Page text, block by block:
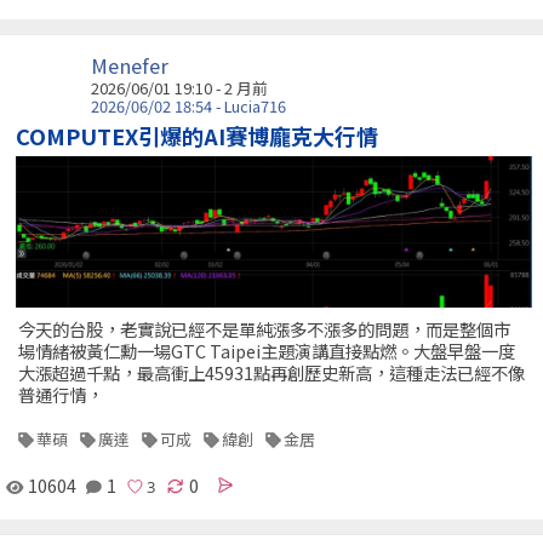
Menefer
2026/06/01 19:10 - 2 月前
2026/06/02 18:54 - Lucia716
COMPUTEX引爆的AI賽博龐克大行情
今天的台股，老實說已經不是單純漲多不漲多的問題，而是整個市
場情緒被黃仁勳一場GTC Taipei主題演講直接點燃。大盤早盤一度
大漲超過千點，最高衝上45931點再創歷史新高，這種走法已經不像
普通行情，
華碩 廣達 可成 緯創 金居
10604 1 0